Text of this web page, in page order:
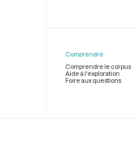
page
Comprendre
Comprendre le corpus
Aide à l'exploration
Foire aux questions